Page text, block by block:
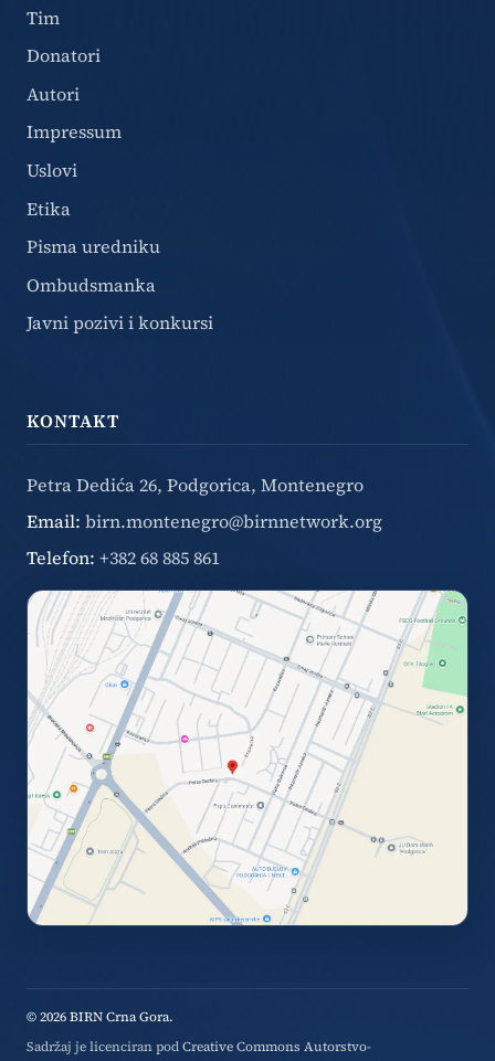
Tim
Donatori
Autori
Impressum
Uslovi
Etika
Pisma uredniku
Ombudsmanka
Javni pozivi i konkursi
KONTAKT
Petra Dedića 26, Podgorica, Montenegro
Email: birn.montenegro@birnnetwork.org
Telefon: +382 68 885 861
© 2026 BIRN Crna Gora.
Sadržaj je licenciran podCreative Commons Autorstvo-